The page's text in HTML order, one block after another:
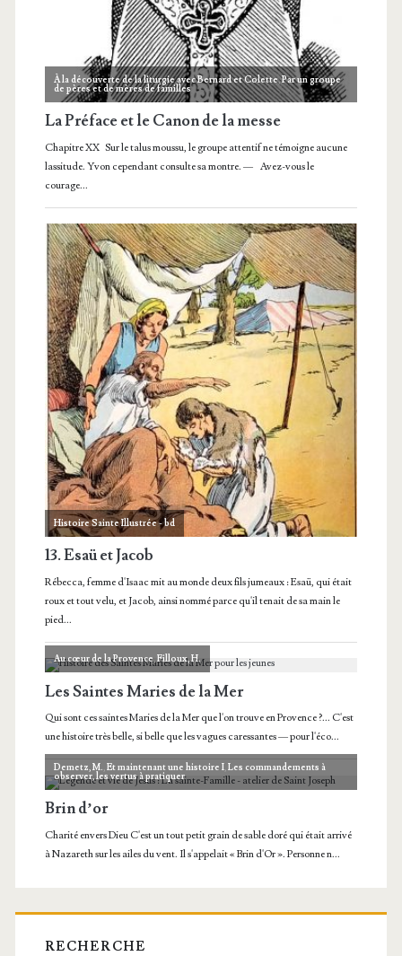
RECHERCHE